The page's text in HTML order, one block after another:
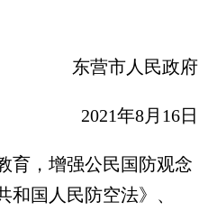
东营市人民政府
2021年8月16日
，增强公民国防观念
国人民防空法》、